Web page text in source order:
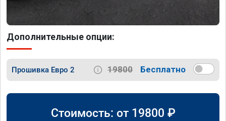
Дополнительные опции:
Прошивка Евро 2 19800 Бесплатно
Стоимость: от 19800 ₽